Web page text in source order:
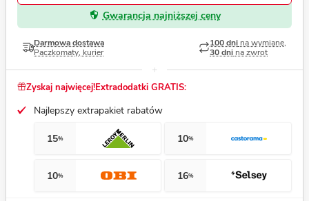
Gwarancja najniższej ceny
Darmowa dostawa
Paczkomaty, kurier
100 dni na wymianę,
30 dni na zwrot
Zyskaj najwięcej!Extradodatki GRATIS:
Najlepszy extrapakiet rabatów
15% 10%
10% 16%